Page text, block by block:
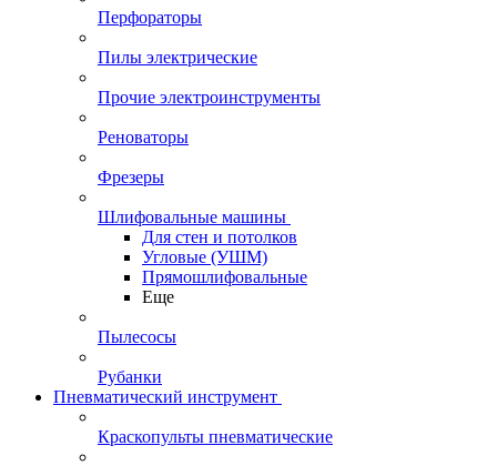
Перфораторы
Пилы электрические
Прочие электроинструменты
Реноваторы
Фрезеры
Шлифовальные машины
Для стен и потолков
Угловые (УШМ)
Прямошлифовальные
Еще
Пылесосы
Рубанки
Пневматический инструмент
Краскопульты пневматические